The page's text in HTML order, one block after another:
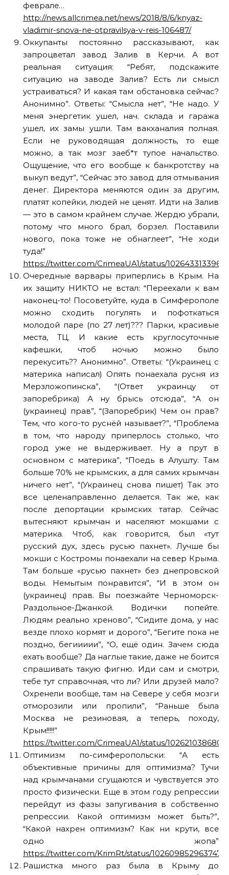
феврале…
http://news.allcrimea.net/news/2018/8/6/knyaz-
vladimir-snova-ne-otpravilsya-v-reis-106487/
Оккупанты постоянно рассказывают, как
запроцветал завод Залив в Керчи. А вот
реальная ситуация: “Ребят, подскажите
ситуацию на заводе Залив? Есть ли смысл
устраиваться? И какая там обстановка сейчас?
Анонимно”. Ответы: “Смысла нет”, “Не надо. У
меня энергетик ушел, нач. склада и гаража
ушел, их замы ушли. Там вакханалия полная.
Если не руководящая должность, то еще
можно, а так мозг заеб*т тупое начальство.
Ощущение, что его вообще к банкротству на
выкуп ведут”, “Сейчас это завод для отмывания
денег. Директора меняются один за другим,
платят копейки, людей не ценят. Идти на Залив
— это в самом крайнем случае. Жердю убрали,
потому что много брал, борзел. Поставили
нового, пока тоже не обнаглеет”, “Не ходи
туда!”
https://twitter.com/CrimeaUA1/status/
Очередные варвары приперлись в Крым. На
их защиту НИКТО не встал: “Переехали к вам
наконец-то! Посоветуйте, куда в Симферополе
можно сходить погулять и пофоткаться
молодой паре (по 27 лет)??? Парки, красивые
места, ТЦ. И какие есть круглосуточные
кафешки, чтоб ночью можно было
перекусить?? Анонимно”. Ответы: “(Украинец с
материка написал) Опять понаехала русня из
Мерзложопинска”, “(Ответ украинцу от
запоребрика) А ну брысь отсюда”, “А он
(украинец) прав”, “(Запоребрик) Чем он прав?
Тем, что кого-то руснёй называет?”, “Проблема
в том, что народу приперлось столько, что
город уже не выдерживает. Ну а прут в
основном с материка”, “Поедь в Алушту. Там
больше 70% не крымских, а для самих крымчан
ничего нет”, “(Украинец снова пишет) Так это
все целенаправленно делается. Так же, как
после депортации крымских татар. Сейчас
вытесняют крымчан и населяют мокшами с
материка. Чтоб, как говорится, был «тут
русский дух, здесь русью пахнет». Лучше бы
мокши с Костромы понаехали на север Крыма.
Там больше «русью пахнет» без днепровской
воды. Немытым понравится”, “И в этом он
(украинец) прав. Вы поезжайте Черноморск-
Раздольное-Джанкой. Водички попейте.
Людям реально хреново”, “Сидите дома, у нас
везде плохо кормят и дорого”, “Бегите пока не
поздно, бегиииии”, “О, ещё один. Зачем сюда
ехать вообще? Да наглые такие, даже не боится
спрашивать такую фигню. Иди сам и смотри,
тебе тут справочная, что ли? Или друзей мало?
Охренели вообще, там на Севере у себя мозги
отморозили или пропили”, “Раньше была
Москва не резиновая, а теперь, походу,
Крым!!!!!”
https://twitter.com/CrimeaUA1/status/
Оптимизм по-симферопольски: “А есть
объективные причины для оптимизма? Тучи
над крымчанами сгущаются и чувствуется это
просто физически. Еще в этом году репрессии
перейдут из фазы запугивания в собственно
репрессии. Какой оптимизм может быть?”,
“Какой нахрен оптимизм? Как ни крути, все
одно жопа”
https://twitter.com/KrimRt/status/
Рашистка много раз была в Крыму до